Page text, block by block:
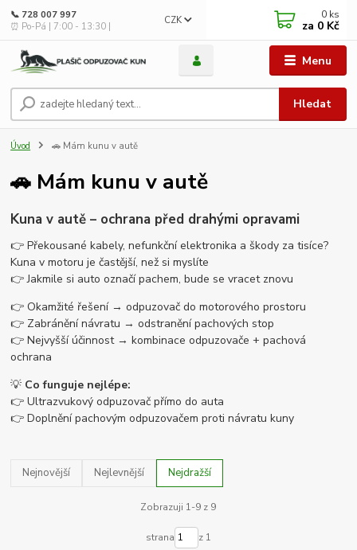
Menu
CZK
Hledat
📞 728 007 997
⏰ Po-Pá | 7:00 - 13:30 |
0 ks
za 0 Kč
Úvod 🚗 Mám kunu v autě
🚗 Mám kunu v autě
Kuna v autě – ochrana před drahými opravami
👉 Překousané kabely, nefunkční elektronika a škody za tisíce?
Kuna v motoru je častější, než si myslíte
👉 Jakmile si auto označí pachem, bude se vracet znovu
👉 Okamžité řešení → odpuzovač do motorového prostoru
👉 Zabránění návratu → odstranění pachových stop
👉 Nejvyšší účinnost → kombinace odpuzovače + pachová
ochrana
💡 Co funguje nejlépe:
👉 Ultrazvukový odpuzovač přímo do auta
👉 Doplnění pachovým odpuzovačem proti návratu kuny
Nejnovější Nejlevnější Nejdražší
Zobrazuji 1-9 z 9
strana z 1